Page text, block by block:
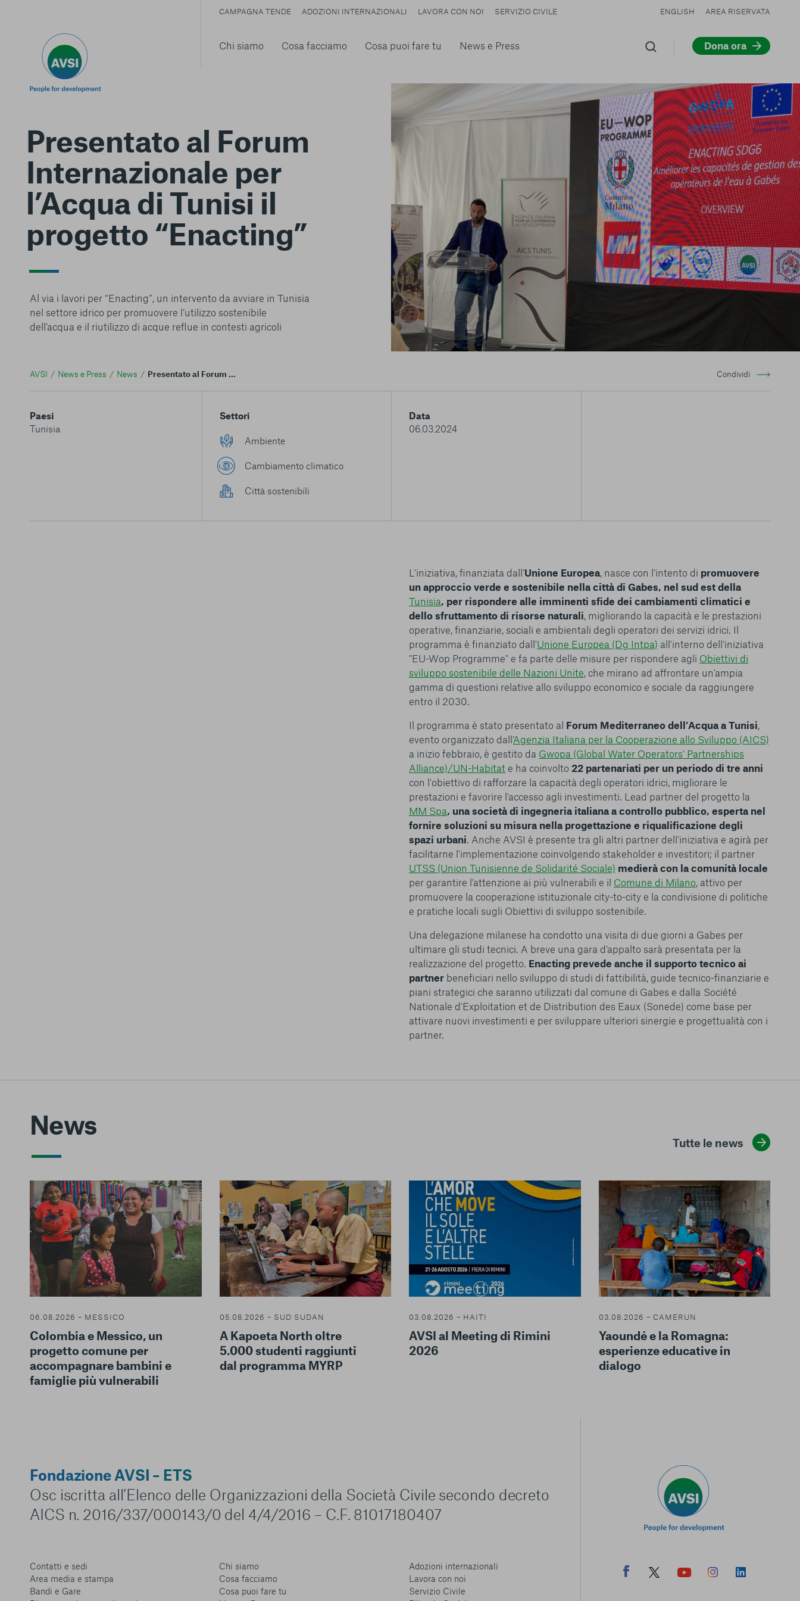
Centro preferenze sulla privacy
I cookie e altre tecnologie simili sono una parte fondamentale del funzionamento
della nostra Piattaforma. L’obiettivo principale dei cookie è rendere l’esperienza di
navigazione più comoda ed efficiente, nonché consentirci di migliorare i nostri
servizi e la Piattaforma stessa. Inoltre, i cookie vengono utilizzati per mostrare
pubblicità che risulti interessante per l’utente quando visita i siti Web e le app di
terzi. Qui sono disponibili tutte le informazioni sui cookie che utilizziamo e sarà
possibile attivarli e/o disattivarli secondo le proprie preferenze, salvo i Cookie
strettamente necessari per il funzionamento della Piattaforma. È importante tenere
Piattaforma e il suo funzionamento. Premendo “Conferma le mie scelte”, la
selezione relativa ai cookie effettuata verrà salvata. Se non è stata selezionata
alcuna opzione, premere questo pulsante equivarrà a rifiutare tutti i cookie. Per
ulteriori informazioni, è possibile consultare la nostra
Ulteriori informazioni
Chi siamo Cosa facciamo Cosa puoi fare tu News e Press Dona ora
CAMPAGNA TENDE ADOZIONI INTERNAZIONALI LAVORA CON NOI SERVIZIO CIVILE ENGLISH AREA RISERVATA
Presentato al Forum
Internazionale per
l’Acqua di Tunisi il
progetto “Enacting”
Al via i lavori per “Enacting”, un intervento da avviare in Tunisia
nel settore idrico per promuovere l’utilizzo sostenibile
dell’acqua e il riutilizzo di acque reflue in contesti agricoli
AVSI News e Press News Presentato al Forum Internazionale per l’Acqua di Tunisi il progetto “Enacting” Condividi
Paesi
Tunisia
Settori
Ambiente
Cambiamento climatico
Città sostenibili
Data
06.03.2024
L’iniziativa, finanziata dall’Unione Europea, nasce con l’intento di promuovere
un approccio verde e sostenibile nella città di Gabes, nel sud est della
Tunisia, per rispondere alle imminenti sfide dei cambiamenti climatici e
dello sfruttamento di risorse naturali, migliorando la capacità e le prestazioni
operative, finanziarie, sociali e ambientali degli operatori dei servizi idrici. Il
programma è finanziato dall'Unione Europea (Dg Intpa) all'interno dell’iniziativa
"EU-Wop Programme" e fa parte delle misure per rispondere agli Obiettivi di
sviluppo sostenibile delle Nazioni Unite, che mirano ad affrontare un'ampia
gamma di questioni relative allo sviluppo economico e sociale da raggiungere
entro il 2030.
Il programma è stato presentato al Forum Mediterraneo dell’Acqua a Tunisi,
evento organizzato dall’Agenzia Italiana per la Cooperazione allo Sviluppo (AICS)
a inizio febbraio, è gestito da Gwopa (Global Water Operators' Partnerships
Alliance)/UN-Habitate ha coinvolto 22 partenariati per un periodo di tre anni
con l'obiettivo di rafforzare la capacità degli operatori idrici, migliorare le
prestazioni e favorire l'accesso agli investimenti. Lead partner del progetto la
MM Spa, una società di ingegneria italiana a controllo pubblico, esperta nel
fornire soluzioni su misura nella progettazione e riqualificazione degli
spazi urbani. Anche AVSI è presente tra gli altri partner dell’iniziativa e agirà per
facilitarne l'implementazione coinvolgendo stakeholder e investitori; il partner
UTSS (Union Tunisienne de Solidarité Sociale) medierà con la comunità locale
per garantire l’attenzione ai più vulnerabili e il Comune di Milano, attivo per
promuovere la cooperazione istituzionale city-to-city e la condivisione di politiche
e pratiche locali sugli Obiettivi di sviluppo sostenibile.
Una delegazione milanese ha condotto una visita di due giorni a Gabes per
ultimare gli studi tecnici. A breve una gara d’appalto sarà presentata per la
realizzazione del progetto. Enacting prevede anche il supporto tecnico ai
partner beneficiari nello sviluppo di studi di fattibilità, guide tecnico-finanziarie e
piani strategici che saranno utilizzati dal comune di Gabes e dalla Société
Nationale d'Exploitation et de Distribution des Eaux (Sonede) come base per
attivare nuovi investimenti e per sviluppare ulteriori sinergie e progettualità con i
partner.
News
Tutte le news
06.08.2026 – MESSICO
Colombia e Messico, un
progetto comune per
accompagnare bambini e
famiglie più vulnerabili
05.08.2026 – SUD SUDAN
A Kapoeta North oltre
5.000 studenti raggiunti
dal programma MYRP
03.08.2026 – HAITI
AVSI al Meeting di Rimini
2026
03.08.2026 – CAMERUN
Yaoundé e la Romagna:
esperienze educative in
dialogo
Fondazione AVSI – ETS
Osc iscritta all’Elenco delle Organizzazioni della Società Civile secondo decreto
AICS n. 2016/337/000143/0 del 4/4/2016 – C.F. 81017180407
Contatti e sedi
Area media e stampa
Bandi e Gare
Chi siamo
Cosa facciamo
Cosa puoi fare tu
Adozioni internazionali
Lavora con noi
Servizio Civile